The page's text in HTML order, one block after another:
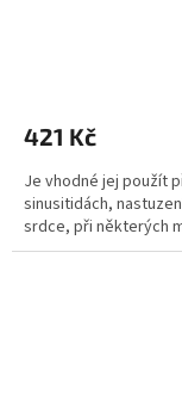
421 Kč
Je vhodné jej použít
sinusitidách,
srdce, při některých